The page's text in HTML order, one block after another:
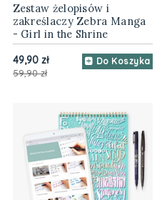
Zestaw żelopisów i
zakreślaczy Zebra Manga
- Girl in the Shrine
49,90 zł
59,90 zł
Do Koszyka